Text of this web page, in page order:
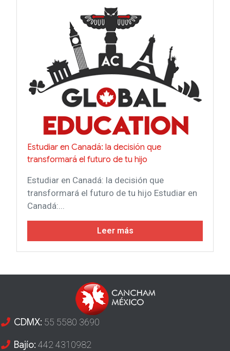
Estudiar en Canadá: la decisión que
transformará el futuro de tu hijo
Estudiar en Canadá: la decisión que
transformará el futuro de tu hijo Estudiar en
Canadá:...
Leer más
CDMX: 55 5580 3690
Bajío: 442 4310982